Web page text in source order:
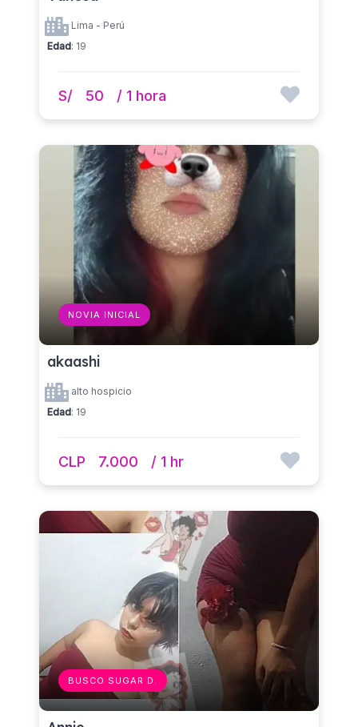
Lima - Perú
Edad: 19
S/ 50 / 1 hora
NOVIA INICIAL
akaashi
alto hospicio
Edad: 19
CLP 7.000 / 1 hr
BUSCO SUGAR D.